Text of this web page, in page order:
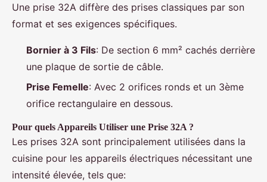
Une prise 32A diffère des prises classiques par son
format et ses exigences spécifiques.
Bornier à 3 Fils: De section 6 mm² cachés derrière
une plaque de sortie de câble.
Prise Femelle: Avec 2 orifices ronds et un 3ème
orifice rectangulaire en dessous.
Pour quels Appareils Utiliser une Prise 32A ?
Les prises 32A sont principalement utilisées dans la
cuisine pour les appareils électriques nécessitant une
intensité élevée, tels que: